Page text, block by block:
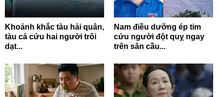
Khoảnh khắc tàu hải quân,
tàu cá cứu hai người trôi
dạt...
Nam điều dưỡng ép tim
cứu người đột quỵ ngay
trên sân cầu...